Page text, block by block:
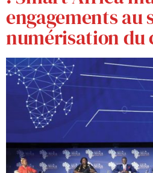
engagements au
numérisation du